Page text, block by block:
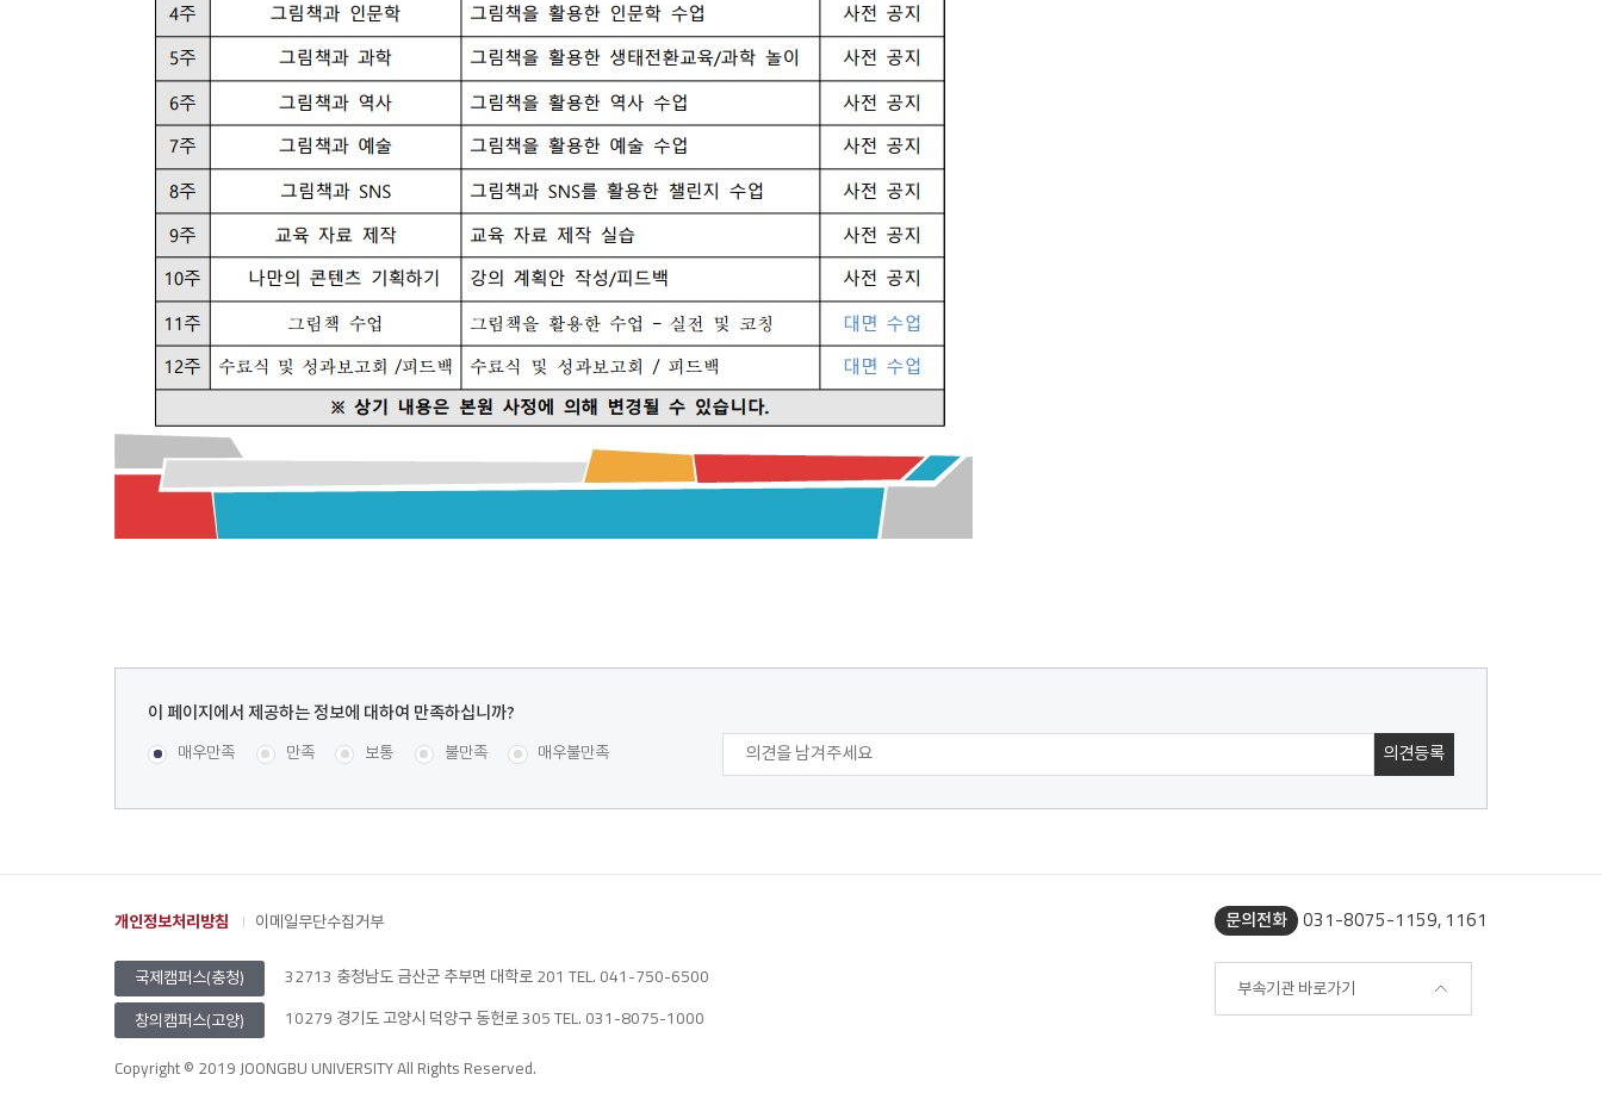
이
이
하
정
보
에
하
매우만족 만족 보통 불만족 매우불만족
개인정보처리방침 이메일무단수집거부 문의전화 031-8075-1159, 1161
부속기관 바로가기
국제캠퍼스(충청)
32713 충청남도 금산군 추부면 대학로 201 TEL. 041-750-6500
창의캠퍼스(고양)
10279 경기도 고양시 덕양구 동헌로 305 TEL. 031-8075-1000
Copyright © 2019 JOONGBU UNIVERSITY All Rights Reserved.